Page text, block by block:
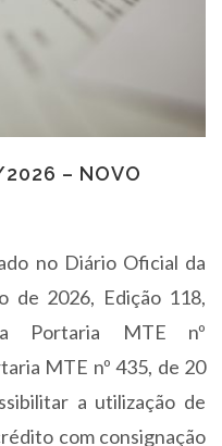
2026 – NOVO
no Diário Oficial da
de 2026, Edição 118,
Portaria MTE nº
MTE nº 435, de 20
a utilização de
com consignação